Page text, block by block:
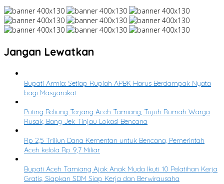
Jangan Lewatkan
Bupati Armia: Setiap Rupiah APBK Harus Berdampak Nyata
bagi Masyarakat
Puting Beliung Terjang Aceh Tamiang, Tujuh Rumah Warga
Rusak, Bang Jek Tinjau Lokasi Bencana
Rp 2,5 Triliun Dana Kementan untuk Bencana, Pemerintah
Aceh kelola Rp 9,7 Miliar
Bupati Aceh Tamiang Ajak Anak Muda Ikuti 10 Pelatihan Kerja
Gratis, Siapkan SDM Siap Kerja dan Berwirausaha